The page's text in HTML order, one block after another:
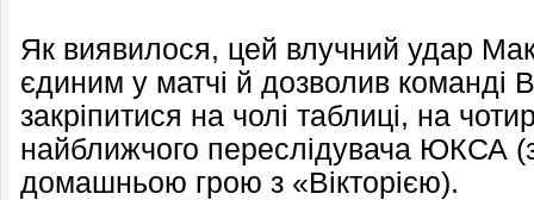
Як виявилося, цей влучний удар
єдиним у матчі й дозволив команді
закріпитися на чолі таблиці, на
найближчого переслідувача ЮКСА
домашньою грою з «Вікторією).